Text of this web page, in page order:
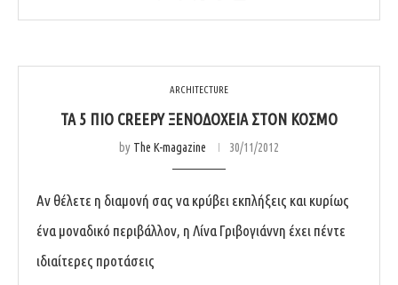
ARCHITECTURE
ΤΑ 5 ΠΙΟ CREEPY ΞΕΝΟΔΟΧΕΊΑ ΣΤΟΝ ΚΌΣΜΟ
by The K-magazine 30/11/2012
Αν θέλετε η διαμονή σας να κρύβει εκπλήξεις και κυρίως
ένα μοναδικό περιβάλλον, η Λίνα Γριβογιάννη έχει πέντε
ιδιαίτερες προτάσεις